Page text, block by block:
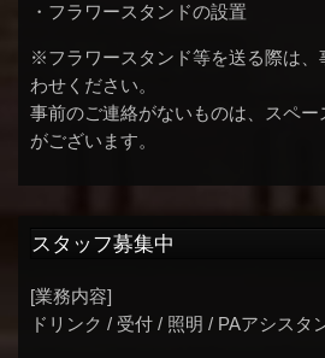
・フラワースタンドの設置
※フラワースタンド等を送る際は、
わせください。
事前のご連絡がないものは、スペ
がございます。
スタッフ募集中
[業務内容]
ドリンク / 受付 / 照明 / PAアシスタ